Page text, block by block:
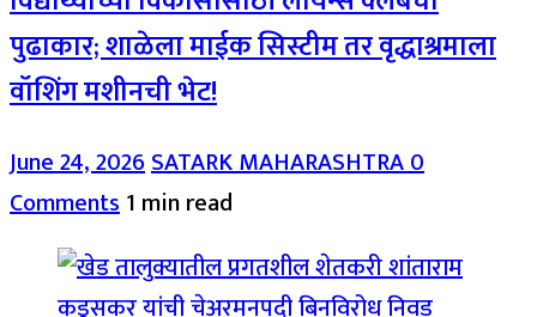
पुढाकार; शाळेला माईक सिस्टीम तर वृद्धाश्रमाला
वॉशिंग मशीनची भेट!
June 24, 2026SATARK MAHARASHTRA0
Comments1 min read